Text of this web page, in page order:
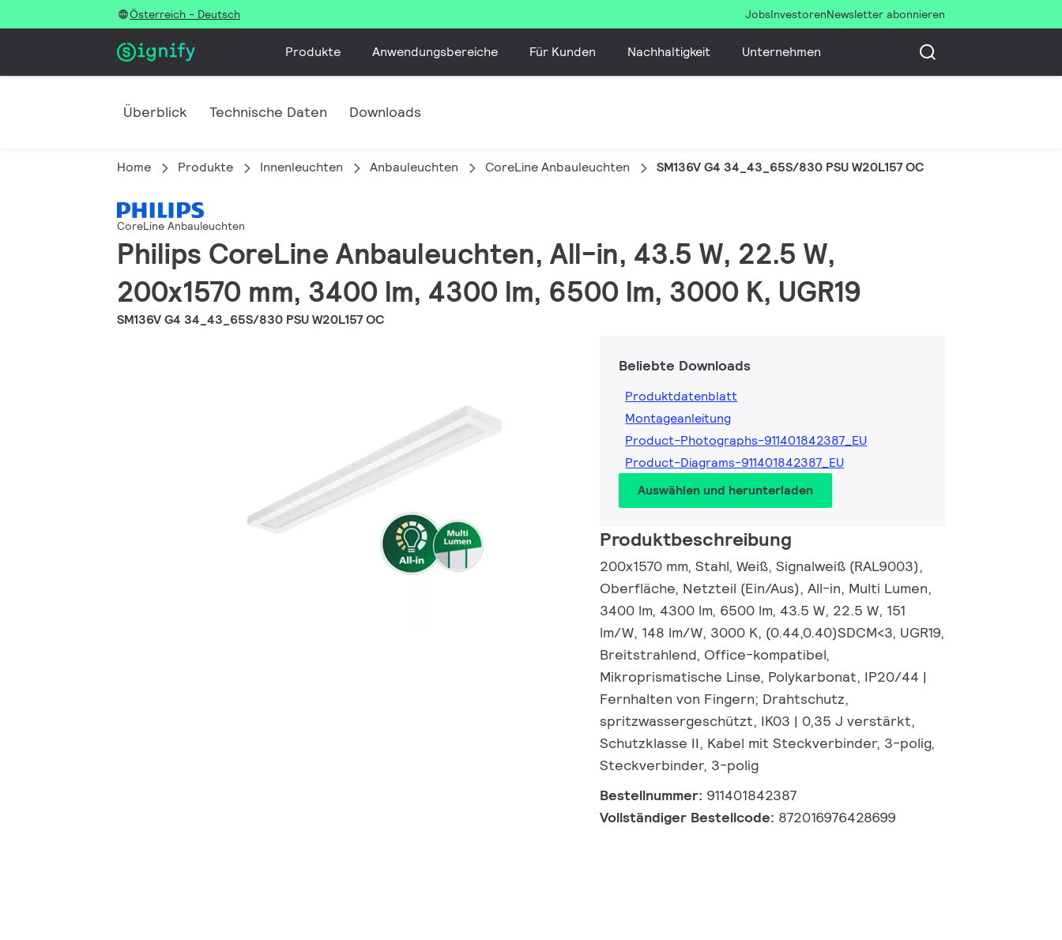
Österreich - Deutsch JobsInvestorenNewsletter abonnieren
Produkte Anwendungsbereiche Für Kunden Nachhaltigkeit Unternehmen
Überblick Technische Daten Downloads
Home Produkte Innenleuchten Anbauleuchten CoreLine Anbauleuchten SM136V G4 34_43_65S/830 PSU W20L157 OC
CoreLine Anbauleuchten
Philips CoreLine Anbauleuchten, All-in, 43.5 W, 22.5 W,
200x1570 mm, 3400 lm, 4300 lm, 6500 lm, 3000 K, UGR19
SM136V G4 34_43_65S/830 PSU W20L157 OC
Beliebte Downloads
Produktdatenblatt
Montageanleitung
Product-Photographs-911401842387_EU
Product-Diagrams-911401842387_EU
Auswählen und herunterladen
Produktbeschreibung
200x1570 mm, Stahl, Weiß, Signalweiß (RAL9003),
Oberfläche, Netzteil (Ein/Aus), All-in, Multi Lumen,
3400 lm, 4300 lm, 6500 lm, 43.5 W, 22.5 W, 151
lm/W, 148 lm/W, 3000 K, (0.44,0.40)SDCM<3, UGR19,
Breitstrahlend, Office-kompatibel,
Mikroprismatische Linse, Polykarbonat, IP20/44 |
Fernhalten von Fingern; Drahtschutz,
spritzwassergeschützt, IK03 | 0,35 J verstärkt,
Schutzklasse II, Kabel mit Steckverbinder, 3-polig,
Steckverbinder, 3-polig
Bestellnummer: 911401842387
Vollständiger Bestellcode: 872016976428699